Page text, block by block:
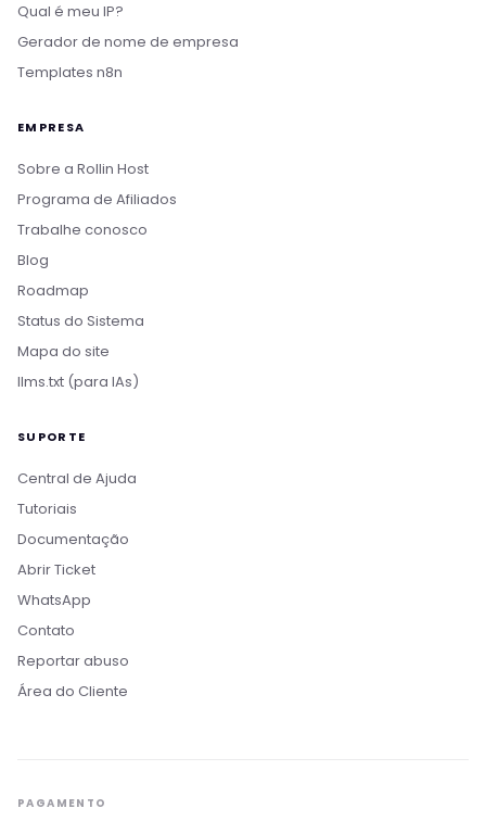
Qual é meu IP?
Gerador de nome de empresa
Templates n8n
EMPRESA
Sobre a Rollin Host
Programa de Afiliados
Trabalhe conosco
Blog
Roadmap
Status do Sistema
Mapa do site
llms.txt (para IAs)
SUPORTE
Central de Ajuda
Tutoriais
Documentação
Abrir Ticket
WhatsApp
Contato
Reportar abuso
Área do Cliente
PAGAMENTO
Bom dia! Sou o Nikko, da Rollin Host. 👋
Quero conhecer os planos